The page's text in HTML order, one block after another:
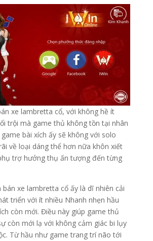
xe lambretta cổ, với không hề ít
trội mà game thủ không tồn tại nhân
bài xích ấy sẽ không với solo
về loại dáng thể hơn nữa khôn xiết
trợ hưởng thụ ấn tượng đến từng
xe lambretta cổ ấy là dĩ nhiên cải
triển với ít nhiều Nhanh nhẹn hầu
còn mới. Điều này giúp game thủ
còn mới lạ với không cảm giác bi lụy
Từ hầu như game trang trí não tới